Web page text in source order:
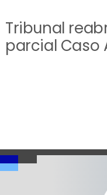
Tribunal
parcial Caso